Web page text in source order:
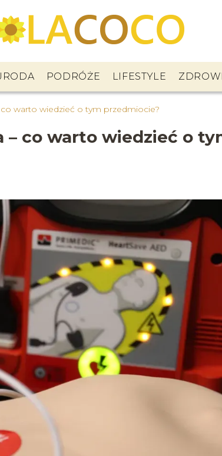
PODRÓŻE LIFESTYLE
warto wiedzieć o tym przedmiocie?
– co warto wiedzieć o